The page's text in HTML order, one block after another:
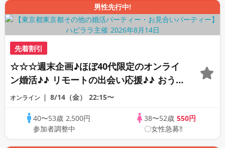
男性先行中!
先着割引
☆☆☆週末企画♪ほぼ40代限定のオンライ
ン婚活♪♪ リモートの出会い応援♪♪ おう
ちで乾杯しませんか♪♪ ☆全国の方が対象
PARTY!!
オンライン 8/14（金） 22:15〜
40〜53歳 2,500円
参加者調整中
38〜52歳 550円
〇女性急募‼